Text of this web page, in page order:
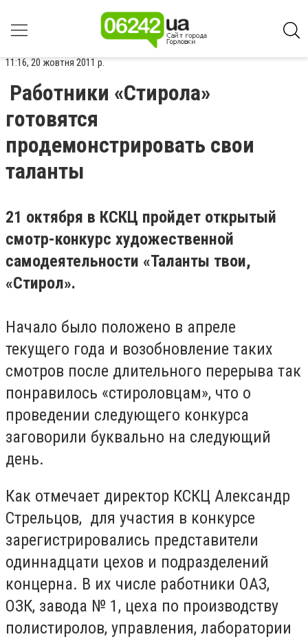
11:16, 20 жовтня 2011 р.
Работники «Стирола»
готовятся
продемонстрировать свои
таланты
21 октября в КСКЦ пройдет открытый
смотр-конкурс художественной
самодеятельности «Таланты твои,
«Стирол».
Начало было положено в апреле
текущего года и возобновление таких
смотров после длительного перерыва так
понравилось «стироловцам», что о
проведении следующего конкурса
заговорили буквально на следующий
день.
Как отмечает директор КСКЦ Александр
Стрельцов, для участия в конкурсе
зарегистрировались представители
одиннадцати цехов и подразделений
концерна. В их числе работники ОАЗ,
ОЗК, завода № 1, цеха по производству
полистиролов, управления, лаборатории